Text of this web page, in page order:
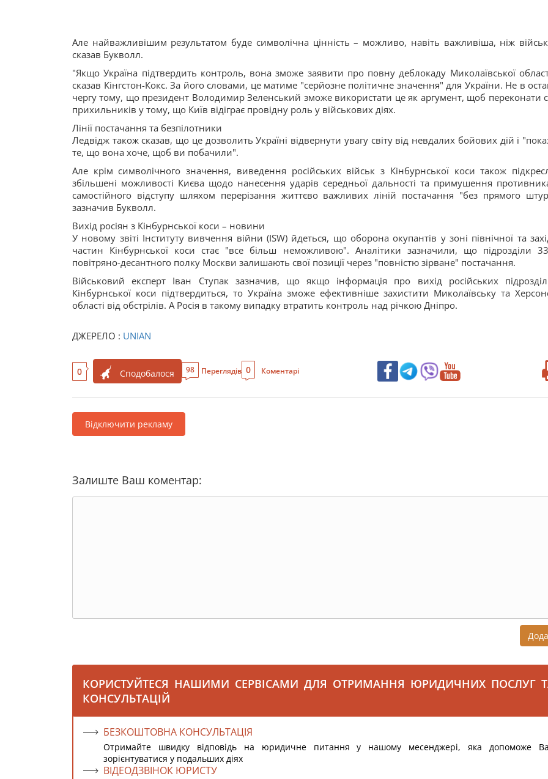
Але найважливішим результатом буде символічна цінність – можливо, навіть важливіша, ніж
сказав Букволл.
"Якщо Україна підтвердить контроль, вона зможе заявити про повну деблокаду Миколаївської
сказав Кінгстон-Кокс. За його словами, це матиме "серйозне політичне значення" для України. Не в
чергу тому, що президент Володимир Зеленський зможе використати це як аргумент, щоб переконати
прихильників у тому, що Київ відіграє провідну роль у військових діях.
Лінії постачання та безпілотники
Ледвідж також сказав, що це дозволить Україні відвернути увагу світу від невдалих бойових дій і
те, що вона хоче, щоб ви побачили".
Але крім символічного значення, виведення російських військ з Кінбурнської коси також
збільшені можливості Києва щодо нанесення ударів середньої дальності та примушення
самостійного відступу шляхом перерізання життєво важливих ліній постачання "без прямого
зазначив Букволл.
Вихід росіян з Кінбурнської коси – новини
У новому звіті Інституту вивчення війни (ISW) йдеться, що оборона окупантів у зоні північної та
частин Кінбурнської коси стає "все більш неможливою". Аналітики зазначили, що підрозділи
повітряно-десантного полку Москви залишають свої позиції через "повністю зірване" постачання.
Військовий експерт Іван Ступак зазначив, що якщо інформація про вихід російських
Кінбурнської коси підтвердиться, то Україна зможе ефективніше захистити Миколаївську та
області від обстрілів. А Росія в такому випадку втратить контроль над річкою Дніпро.
ДЖЕРЕЛО : UNIAN
0 Сподобалося 98 Переглядів 0 Коментарі
Відключити рекламу
Залиште Ваш коментар:
КОРИСТУЙТЕСЯ НАШИМИ СЕРВІСАМИ ДЛЯ ОТРИМАННЯ ЮРИДИЧНИХ ПОСЛУГ
КОНСУЛЬТАЦІЙ
БЕЗКОШТОВНА КОНСУЛЬТАЦІЯ
Отримайте швидку відповідь на юридичне питання у нашому месенджері, яка допоможе
зорієнтуватися у подальших діях
ВІДЕОДЗВІНОК ЮРИСТУ